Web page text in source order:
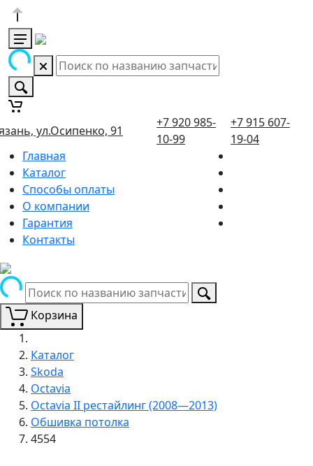
ул.Осипенко, 91
+7 920 985-
10-99
+7 915 607-
19-04
Главная
Каталог
Способы оплаты
О компании
Гарантия
Контакты
Корзина
Каталог
Skoda
Octavia
Octavia II рестайлинг (2008—2013)
Обшивка потолка
4554